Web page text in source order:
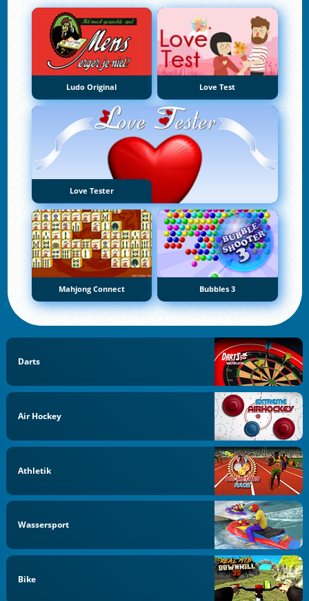
Ludo Original Love Test
Love Tester
Mahjong Connect Bubbles 3
Darts
Air Hockey
Athletik
Wassersport
Bike